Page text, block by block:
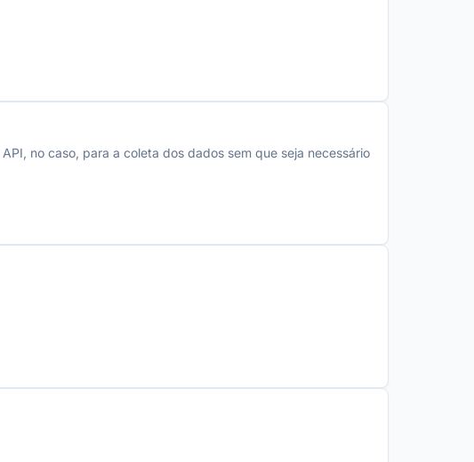
no caso, para a coleta dos dados sem que seja necessário